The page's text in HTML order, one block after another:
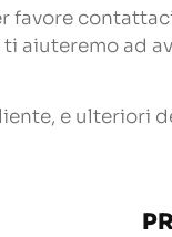
favore
aiuteremo ad
e ulteriori